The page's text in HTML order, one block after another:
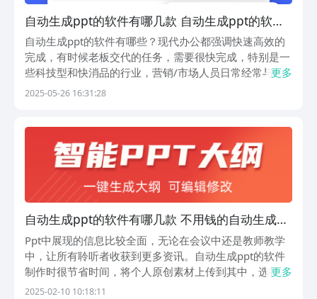
自动生成ppt的软件有哪几款 自动生成ppt的软件
不用钱下载
自动生成ppt的软件有哪些？现代办公都强调快速高效的
完成，有时候老板交代的任务，需要很快完成，特别是一
些科技型和快消品的行业，营销/市场人员日常经常与PPT
打交道，需要快速完成不同客户需要的ppt，如果纯用手
更多
2025-05-26 16:31:28
自动生成ppt的软件有哪几款 不用钱的自动生成
ppt软件合辑
Ppt中展现的信息比较全面，无论在会议中还是教师教学
中，让所有聆听者收获到更多资讯。自动生成ppt的软件
制作时很节省时间，将个人原创素材上传到其中，选择适
合的模板就能快速生成，编辑时灵活性极高，节省精力，
更多
2025-02-10 10:18:11